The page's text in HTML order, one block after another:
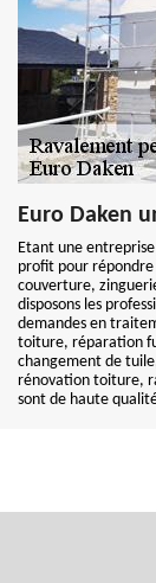
Euro Daken
Etant une
profit pour
couverture,
disposons les
demandes en
toiture, réparation
changement de
rénovation toiture,
sont de haute